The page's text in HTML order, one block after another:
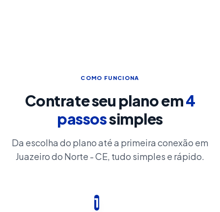
COMO FUNCIONA
Contrate seu plano em4
passossimples
Da escolha do plano até a primeira conexão em
Juazeiro do Norte - CE, tudo simples e rápido.
1